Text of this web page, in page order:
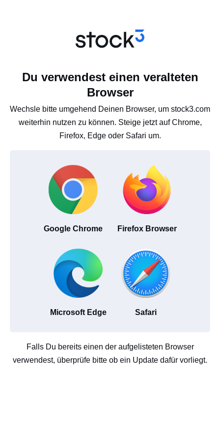
Du verwendest einen veralteten
Browser
Wechsle bitte umgehend Deinen Browser, um stock3.com
weiterhin nutzen zu können. Steige jetzt auf Chrome,
Firefox, Edge oder Safari um.
Google Chrome Firefox Browser
Microsoft Edge Safari
Falls Du bereits einen der aufgelisteten Browser
verwendest, überprüfe bitte ob ein Update dafür vorliegt.